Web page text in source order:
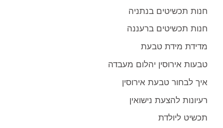
חנות תכשיטים בנתניה
חנות תכשיטים ברעננה
מדידת מידת טבעת
טבעות אירוסין יהלום מעבדה
איך לבחור טבעת אירוסין
רעיונות להצעת נישואין
תכשיט ליולדת